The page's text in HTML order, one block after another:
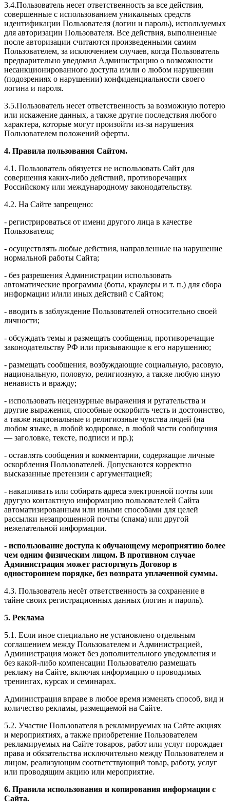
3.4.Пользователь несет ответственность за все действия,
совершенные с использованием уникальных средств
идентификации Пользователя (логин и пароль), используемых
для авторизации Пользователя. Все действия, выполненные
после авторизации считаются произведенными самим
Пользователем, за исключением случаев, когда Пользователь
предварительно уведомил Администрацию о возможности
несанкционированного доступа и/или о любом нарушении
(подозрениях о нарушении) конфиденциальности своего
логина и пароля.
3.5.Пользователь несет ответственность за возможную потерю
или искажение данных, а также другие последствия любого
характера, которые могут произойти из-за нарушения
Пользователем положений оферты.
4. Правила пользования Сайтом.
4.1. Пользователь обязуется не использовать Сайт для
совершения каких-либо действий, противоречащих
Российскому или международному законодательству.
4.2. На Сайте запрещено:
- регистрироваться от имени другого лица в качестве
Пользователя;
- осуществлять любые действия, направленные на нарушение
нормальной работы Сайта;
- без разрешения Администрации использовать
автоматические программы (боты, краулеры и т. п.) для сбора
информации и/или иных действий с Сайтом;
- вводить в заблуждение Пользователей относительно своей
личности;
- обсуждать темы и размещать сообщения, противоречащие
законодательству РФ или призывающие к его нарушению;
- размещать сообщения, возбуждающие социальную, расовую,
национальную, половую, религиозную, а также любую иную
ненависть и вражду;
- использовать нецензурные выражения и ругательства и
другие выражения, способные оскорбить честь и достоинство,
а также национальные и религиозные чувства людей (на
любом языке, в любой кодировке, в любой части сообщения
— заголовке, тексте, подписи и пр.);
- оставлять сообщения и комментарии, содержащие личные
оскорбления Пользователей. Допускаются корректно
высказанные претензии с аргументацией;
- накапливать или собирать адреса электронной почты или
другую контактную информацию пользователей Сайта
автоматизированным или иными способами для целей
рассылки незапрошенной почты (спама) или другой
нежелательной информации.
- использование доступа к обучающему мероприятию более
чем одним физическим лицом. В противном случае
Администрация может расторгнуть Договор в
одностороннем порядке, без возврата уплаченной суммы.
4.3. Пользователь несёт ответственность за сохранение в
тайне своих регистрационных данных (логин и пароль).
5. Реклама
5.1. Если иное специально не установлено отдельным
соглашением между Пользователем и Администрацией,
Администрация может без дополнительного уведомления и
без какой-либо компенсации Пользователю размещать
рекламу на Сайте, включая информацию о проводимых
тренингах, курсах и семинарах.
Администрация вправе в любое время изменять способ, вид и
количество рекламы, размещаемой на Сайте.
5.2. Участие Пользователя в рекламируемых на Сайте акциях
и мероприятиях, а также приобретение Пользователем
рекламируемых на Сайте товаров, работ или услуг порождает
права и обязательства исключительно между Пользователем и
лицом, реализующим соответствующий товар, работу, услуг
или проводящим акцию или мероприятие.
6. Правила использования и копирования информации с
Сайта.